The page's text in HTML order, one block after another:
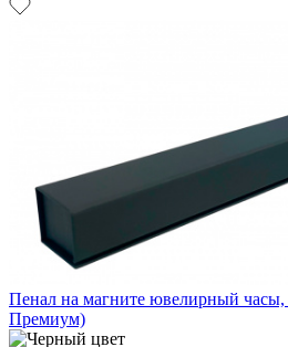
Пенал на магните ювелирный
Премиум)